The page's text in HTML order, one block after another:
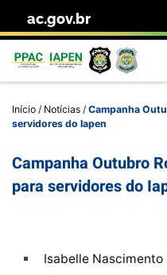
Skip to content
ac.gov.br
Início / Notícias / Campanha
servidores do Iapen
Campanha Outubro
para servidores do
Isabelle Nascimento